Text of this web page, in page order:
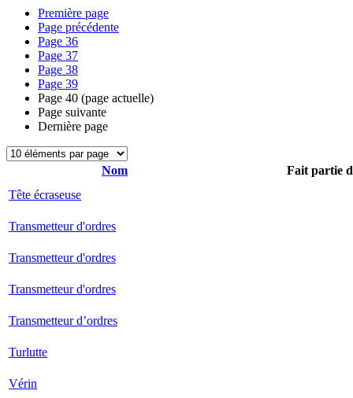
Première page
Page précédente
Page 36
Page 37
Page 38
Page 39
Page 40 (page actuelle)
Page suivante
Dernière page
Nom
Fait partie
Tête écraseuse
Transmetteur d'ordres
Transmetteur d'ordres
Transmetteur d'ordres
Transmetteur d’ordres
Turlutte
Vérin